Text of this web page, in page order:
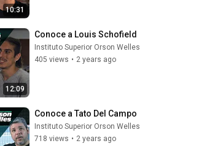
10:31
12:09
Conoce a Louis Schofield
Instituto Superior Orson Welles
405 views • 2 years ago
Conoce a Tato Del Campo
Instituto Superior Orson Welles
718 views • 2 years ago